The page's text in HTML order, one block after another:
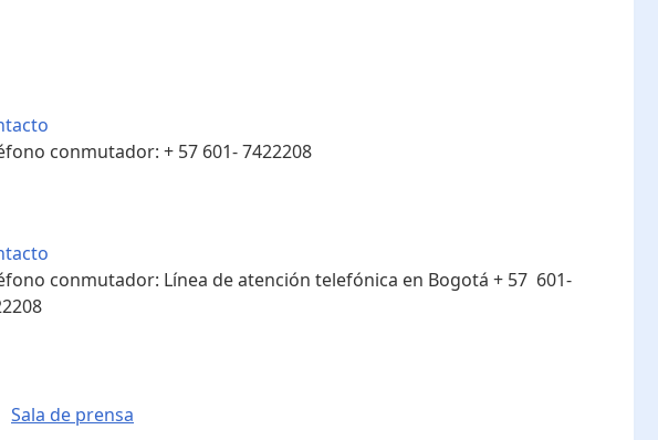
conmutador: + 57 601- 7422208
conmutador: Línea de atención telefónica en Bogotá ​+ 57 601-
Sala de prensa